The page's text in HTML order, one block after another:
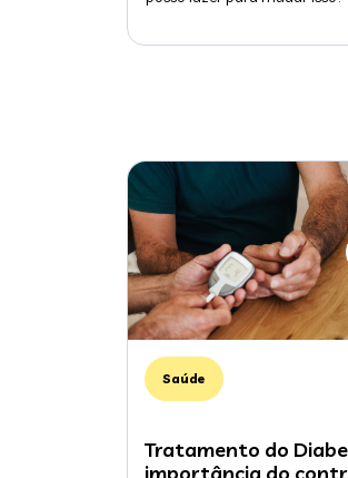
Saúde
Tratamento do
importância do